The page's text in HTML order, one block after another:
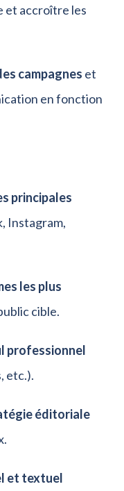
et accroître les
campagnes et
en fonction
principales
Instagram,
les plus
cible.
professionnel
etc.).
éditoriale
et textuel